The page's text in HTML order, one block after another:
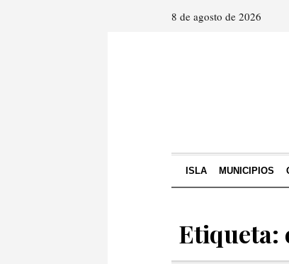
8 de agosto de 2026
ISLA MUNICIPIOS